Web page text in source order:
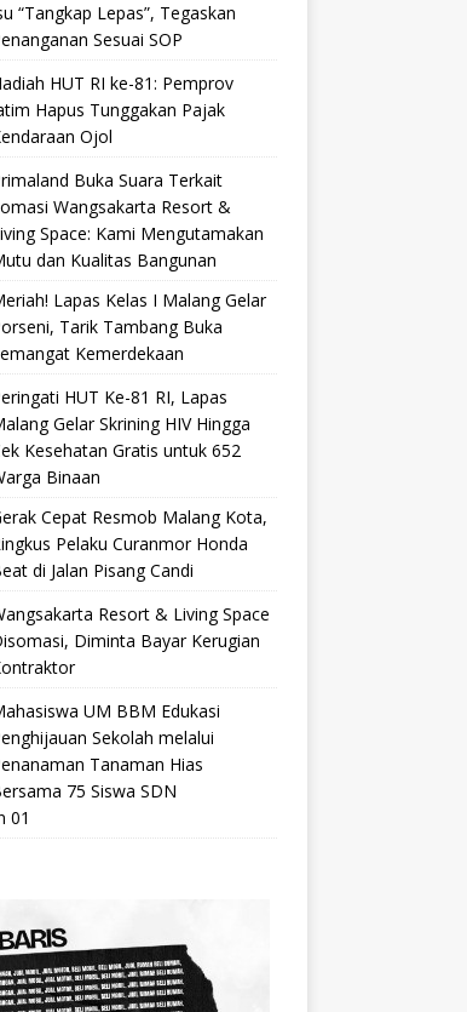
“Tangkap Lepas”, Tegaskan
Sesuai SOP
HUT RI ke-81: Pemprov
Hapus Tunggakan Pajak
Ojol
Buka Suara Terkait
Wangsakarta Resort &
Space: Kami Mengutamakan
dan Kualitas Bangunan
Lapas Kelas I Malang Gelar
Tarik Tambang Buka
Kemerdekaan
HUT Ke-81 RI, Lapas
Gelar Skrining HIV Hingga
Kesehatan Gratis untuk 652
Binaan
Cepat Resmob Malang Kota,
Pelaku Curanmor Honda
di Jalan Pisang Candi
Resort & Living Space
Diminta Bayar Kerugian
UM BBM Edukasi
Sekolah melalui
Tanaman Hias
75 Siswa SDN
01